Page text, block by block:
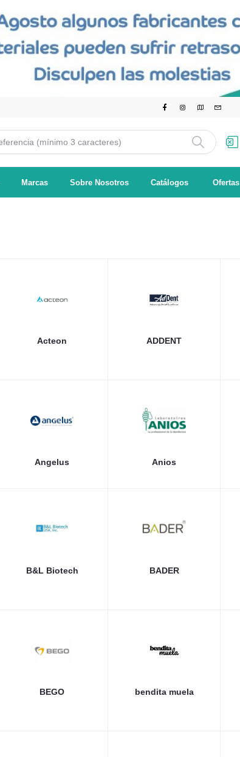
Marcas Sobre Nosotros Catálogos Ofertas
Acteon ADDENT
Angelus Anios
B&L Biotech BADER
BEGO bendita muela